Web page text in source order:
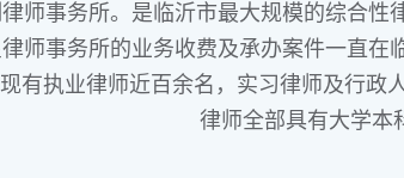
师事务所。是临沂市最大规模的综合性
师事务所的业务收费及承办案件一直在
有执业律师近百余名，实习律师及行政
律师全部具有大学本